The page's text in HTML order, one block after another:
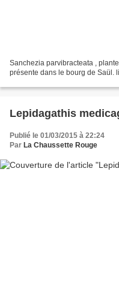
Sanchezia parvibracteata ,
présente dans le bourg de Saül.
Lepidagathis
Publié le 01/03/2015 à 22:24
Par La Chaussette Rouge